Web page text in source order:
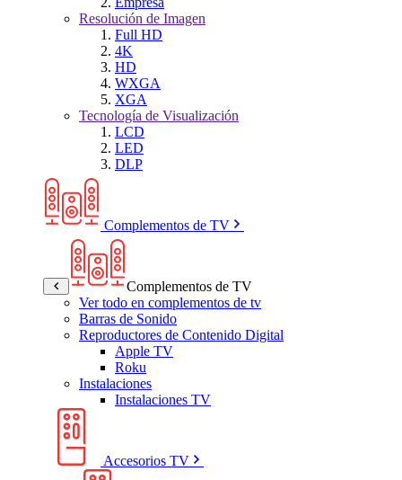
Resolución de Imagen
Full HD
4K
HD
WXGA
XGA
Tecnología de Visualización
LCD
LED
DLP
Complementos de TV
Complementos de TV
Ver todo en complementos de tv
Barras de Sonido
Reproductores de Contenido Digital
Apple TV
Roku
Instalaciones
Instalaciones TV
Accesorios TV